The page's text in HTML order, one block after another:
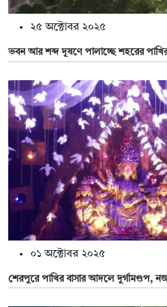
২৫ অক্টোবর ২০২৫
ভবন আর শব্দ দূষণে পালাচ্ছে শহরের
০১ অক্টোবর ২০২৫
শেরপুরে পাখির বাসার আদলে দুর্গামণ্ডপ,